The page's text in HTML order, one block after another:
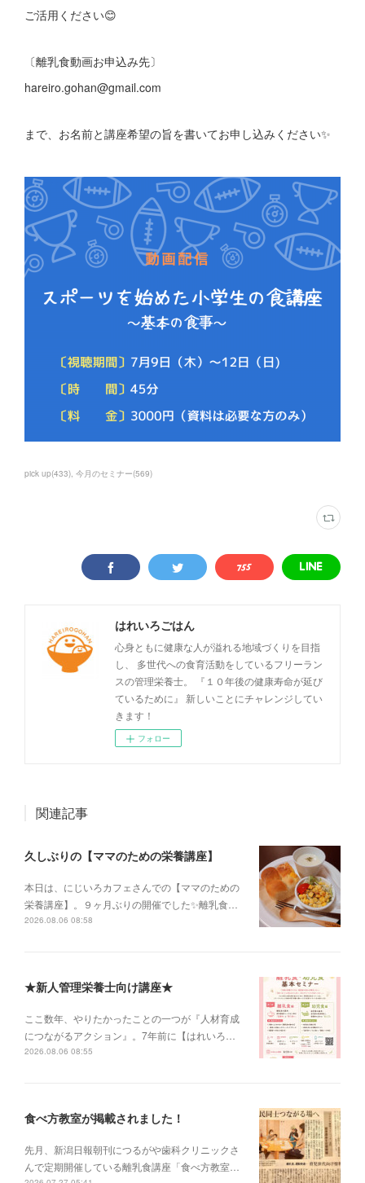
ご活用ください😊
〔離乳食動画お申込み先〕
hareiro.gohan@gmail.com
まで、お名前と講座希望の旨を書いてお申し込みください✨
pick up(433) 今月のセミナー(569)
はれいろごはん
心身ともに健康な人が溢れる地域づくりを目指
し、 多世代への食育活動をしているフリーラン
スの管理栄養士。 『１０年後の健康寿命が延び
ているために』 新しいことにチャレンジしてい
きます！
フォロー
関連記事
久しぶりの【ママのための栄養講座】
本日は、にじいろカフェさんでの【ママのための
栄養講座】。９ヶ月ぶりの開催でした✨離乳食…
2026.08.06 08:58
★新人管理栄養士向け講座★
ここ数年、やりたかったことの一つが『人材育成
につながるアクション』。7年前に【はれいろ…
2026.08.06 08:55
食べ方教室が掲載されました！
先月、新潟日報朝刊につるがや歯科クリニックさ
んで定期開催している離乳食講座「食べ方教室…